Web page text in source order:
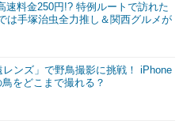
速料金250円!? 特例ルートで訪れた
は手塚治虫全力推し＆関西グルメが
レンズ」で野鳥撮影に挑戦！ iPhone
をどこまで撮れる？